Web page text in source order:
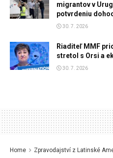
migrantov v
potvrdeniu
30. 7. 2026
Riaditeľ MMF
stretol s Orsi a
30. 7. 2026
Home Zpravodajství z Latinské